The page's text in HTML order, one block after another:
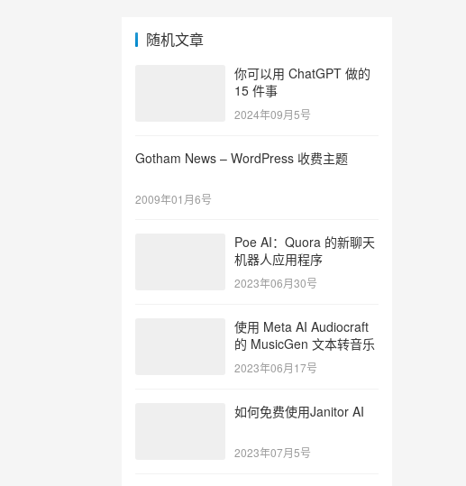
随机文章
你可以用 ChatGPT 做的
15 件事
2024年09月5号
Gotham News – WordPress 收费主题
2009年01月6号
Poe AI：Quora 的新聊天
机器人应用程序
2023年06月30号
使用 Meta AI Audiocraft
的 MusicGen 文本转音乐
2023年06月17号
如何免费使用Janitor AI
2023年07月5号